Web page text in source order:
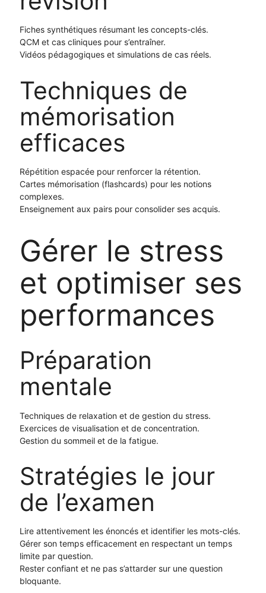
Fiches synthétiques résumant les concepts-clés.
QCM et cas cliniques pour s’entraîner.
Vidéos pédagogiques et simulations de cas réels.
Techniques de
mémorisation
efficaces
Répétition espacée pour renforcer la rétention.
Cartes mémorisation (flashcards) pour les notions
complexes.
Enseignement aux pairs pour consolider ses acquis.
Gérer le stress
et optimiser ses
performances
Préparation
mentale
Techniques de relaxation et de gestion du stress.
Exercices de visualisation et de concentration.
Gestion du sommeil et de la fatigue.
Stratégies le jour
de l’examen
Lire attentivement les énoncés et identifier les mots-clés.
Gérer son temps efficacement en respectant un temps
limite par question.
Rester confiant et ne pas s’attarder sur une question
bloquante.